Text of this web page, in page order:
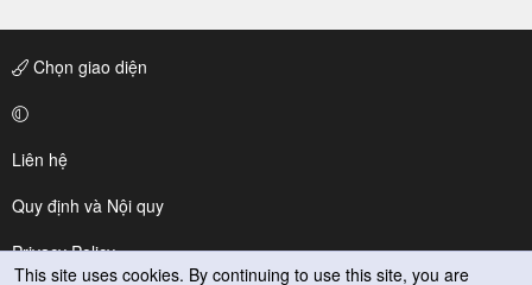
Chọn giao diện
Liên hệ
Quy định và Nội quy
Privacy Policy
This site uses cookies. By continuing to use this site, you are